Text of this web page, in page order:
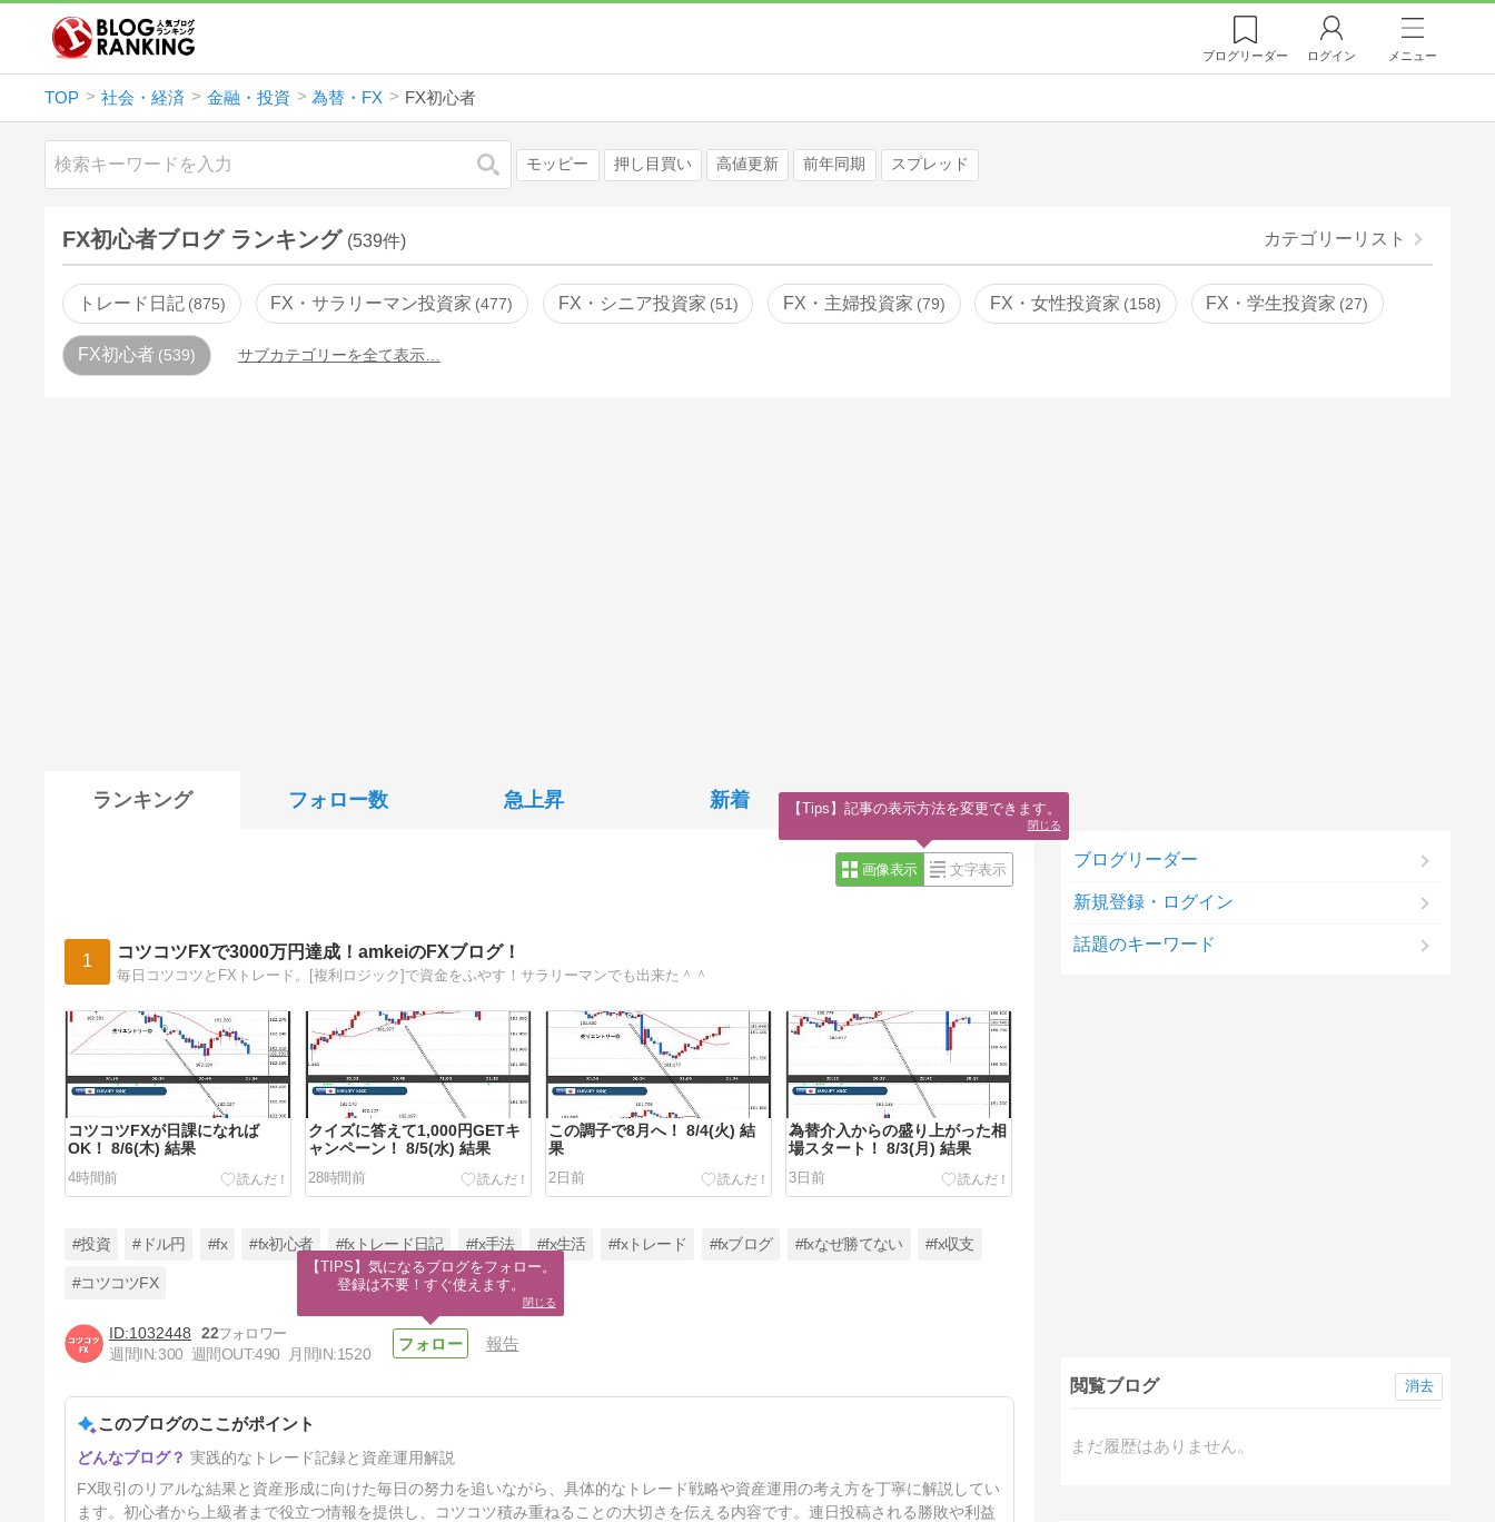
ブログリーダー ログイン メニュー
TOP 社会・経済 金融・投資 為替・FX FX初心者
検索 モッピー 押し目買い 高値更新 前年同期 スプレッド
FX初心者ブログ ランキング (539件) カテゴリーリスト
トレード日記 875 FX・サラリーマン投資家 477 FX・シニア投資家 51 FX・主婦投資家 79 FX・女性投資家 158 FX・学生投資家 27
FX初心者 539 サブカテゴリーを全て表示…
ランキング フォロー数 急上昇 新着
画像表示 文字表示
1 コツコツFXで3000万円達成！amkeiのFXブログ！
毎日コツコツとFXトレード。[複利ロジック]で資金をふやす！サラリーマンでも出来た＾＾
コツコツFXが日課になれば
OK！ 8/6(木) 結果
4時間前
クイズに答えて1,000円GETキ
ャンペーン！ 8/5(水) 結果
28時間前
この調子で8月へ！ 8/4(火) 結
果
2日前
為替介入からの盛り上がった相
場スタート！ 8/3(月) 結果
3日前
コツコツFXトレード 2026年7
月収支結果！
#投資 #ドル円 #fx #fx初心者 #fxトレード日記 #fx手法 #fx生活 #fxトレード #fxブログ #fxなぜ勝てない #fx収支
#コツコツFX
1032448
22
週間IN:300 週間OUT:490 月間IN:1520
報告
このブログのここがポイント
実践的なトレード記録と資産運用解説
FX取引のリアルな結果と資産形成に向けた毎日の努力を追いながら、具体的なトレード戦略や資産運用の考え方を丁寧に解説してい
ます。初心者から上級者まで役立つ情報を提供し、コツコツ積み重ねることの大切さを伝える内容です。連日投稿される勝敗や利益
ブログリーダー
新規登録・ログイン
話題のキーワード
閲覧ブログ
まだ履歴はありません。
消去
【TIPS】気になるブログをフォロー。
登録は不要！すぐ使えます。
閉じる
【Tips】記事の表示方法を変更できます。
閉じる